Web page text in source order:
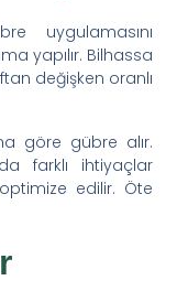
uygulamasını
yapılır. Bilhassa
değişken oranlı
göre gübre alır.
farklı ihtiyaçlar
optimize edilir. Öte